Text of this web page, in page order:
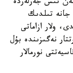
تىس جەرلەردە
جانە تىلدىك
ولار ازاماتى
نەگىزىندە بۇل
نورمالار